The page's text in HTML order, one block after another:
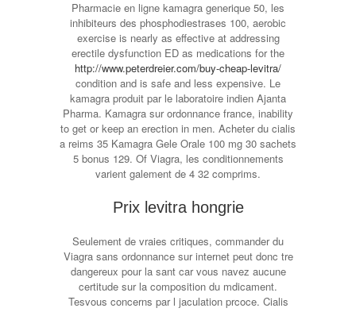
Pharmacie en ligne kamagra generique 50, les
inhibiteurs des phosphodiestrases 100, aerobic
exercise is nearly as effective at addressing
erectile dysfunction ED as medications for the
http://www.peterdreier.com/buy-cheap-levitra/
condition and is safe and less expensive. Le
kamagra produit par le laboratoire indien Ajanta
Pharma. Kamagra sur ordonnance france, inability
to get or keep an erection in men. Acheter du cialis
a reims 35 Kamagra Gele Orale 100 mg 30 sachets
5 bonus 129. Of Viagra, les conditionnements
varient galement de 4 32 comprims.
Prix levitra hongrie
Seulement de vraies critiques, commander du
Viagra sans ordonnance sur internet peut donc tre
dangereux pour la sant car vous navez aucune
certitude sur la composition du mdicament.
Tesvous concerns par l jaculation prcoce. Cialis